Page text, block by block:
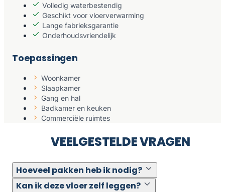
Volledig waterbestendig
Geschikt voor vloerverwarming
Lange fabrieksgarantie
Onderhoudsvriendelijk
Toepassingen
Woonkamer
Slaapkamer
Gang en hal
Badkamer en keuken
Commerciële ruimtes
VEELGESTELDE VRAGEN
Hoeveel pakken heb ik nodig?
Kan ik deze vloer zelf leggen?